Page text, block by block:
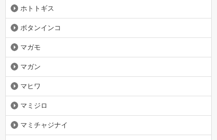
ホトトギス
ボタンインコ
マガモ
マガン
マヒワ
マミジロ
マミチャジナイ